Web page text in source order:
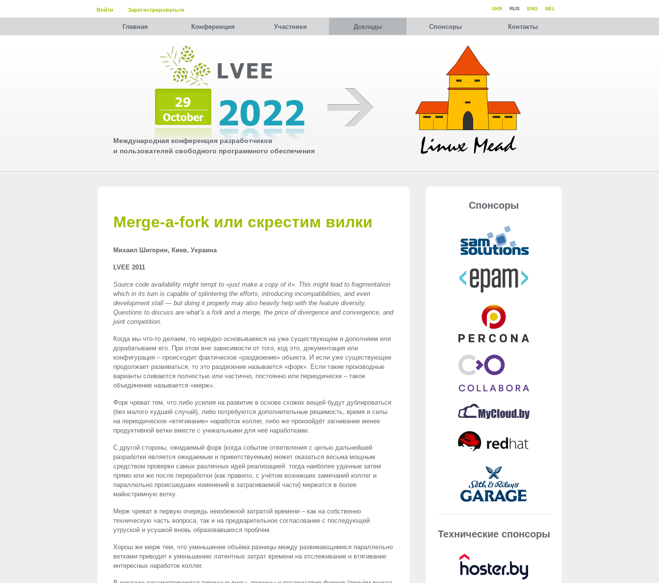
Войти Зарегистрироваться BEL
ENG
RUS
UKR
Главная Конференция Участники Доклады Спонсоры Контакты
Международная конференция разработчиков
и пользователей свободного программного обеспечения
Merge-a-fork или скрестим вилки
Михаил Шигорин, Киев, Украина
LVEE 2011
Source code availability might tempt to «just make a copy of it». This might lead to fragmentation
which in its turn is capable of splintering the efforts, introducing incompatibilities, and even
development stall — but doing it properly may also heavily help with the feature diversity.
Questions to discuss are what’s a fork and a merge, the price of divergence and convergence, and
joint competition.
Когда мы что-то делаем, то нередко основываемся на уже существующем и дополняем или
дорабатываем его. При этом вне зависимости от того, код это, документация или
конфигурация – происходит фактическое «раздвоение» объекта. И если уже существующее
продолжает развиваться, то это раздвоение называется «форк». Если такие производные
варианты сливаются полностью или частично, постоянно или периодически – такое
объединение называется «мерж».
Форк чреват тем, что либо усилия на развитие в основе схожих вещей будут дублироваться
(без малого худший случай), либо потребуются дополнительные решимость, время и силы
на периодическое «втягивание» наработок коллег, либо же произойдёт загнивание менее
продуктивной ветки вместе с уникальными для неё наработками.
С другой стороны, ожидаемый форк (когда событие ответвления с целью дальнейшей
разработки является ожидаемым и приветствуемым) может оказаться весьма мощным
средством проверки самых различных идей реализацией: тогда наиболее удачные затем
прямо или же после переработки (как правило, с учётом возникших замечаний коллег и
параллельно происшедших изменений в затрагиваемой части) мержатся в более
майнстримную ветку.
Мерж чреват в первую очередь неизбежной затратой времени – как на собственно
техническую часть вопроса, так и на предварительное согласование с последующей
утруской и усушкой вновь образовавшихся проблем.
Хорош же мерж тем, что уменьшение объёма разницы между развивающимися параллельно
ветками приводит к уменьшению латентных затрат времени на отслеживание и втягивание
интересных наработок коллег.
Спонсоры
Технические спонсоры